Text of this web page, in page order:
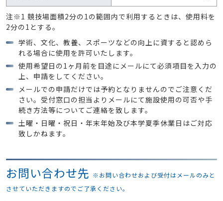
注※1 競技場面積2分の1の範囲内で利用するときは、使用料を
2分の1とする。
学術、文化、教養、スポーツなどの向上に資すると認めら
れる場合に使用を許可いたします。
使用希望日の1ヶ月前を目途にメールにて必須項目を入力の
上、申請をしてください。
メールでの申請だけでは予約となりませんのでご注意くだ
さい。受付窓口の担当よりメールにて施設使用の可否や手
続き方法等についてご連絡を致します。
土曜・日曜・祝日・年末年始及び本学夏季休業日はご対応
致しかねます。
お問い合わせ先 ※お問い合わせおよび受付はメールのみと
させていただきますのでご了承ください。